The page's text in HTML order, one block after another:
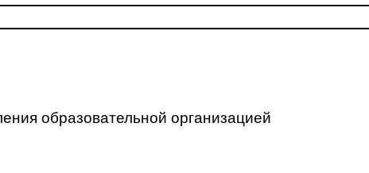
образовательной организацией